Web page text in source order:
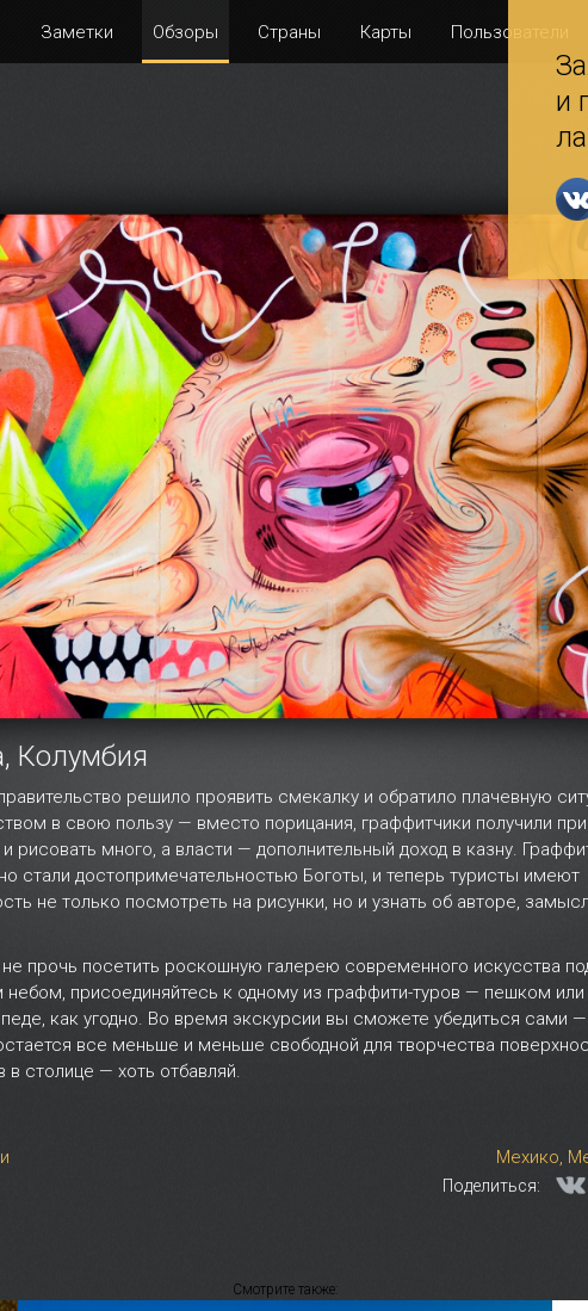
Заметки Обзоры Страны Карты Пользователи
Колумбия
решило проявить смекалку и обратило плачевную
в свою пользу — вместо порицания, граффитчики получили
и рисовать много, а власти — дополнительный доход в казну.
стали достопримечательностью Боготы, и теперь туристы имеют
не только посмотреть на рисунки, но и узнать об авторе,
прочь посетить роскошную галерею современного искусства
присоединяйтесь к одному из граффити-туров — пешком
как угодно. Во время экскурсии вы сможете убедиться сами —
все меньше и меньше свободной для творчества
в столице — хоть отбавляй.
Мехико,
Поделиться:
Смотрите также:
и